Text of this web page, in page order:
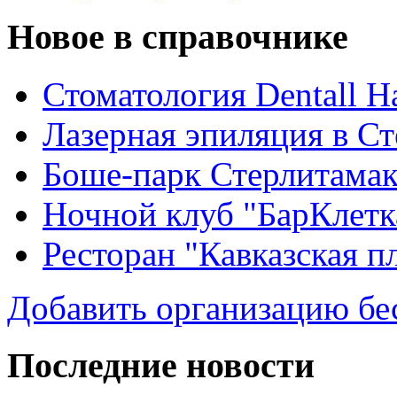
Новое в справочнике
Стоматология Dentall
Лазерная эпиляция в
Боше-парк
Ночной клуб
Ресторан "Кавказская
Добавить организацию
Последние новости